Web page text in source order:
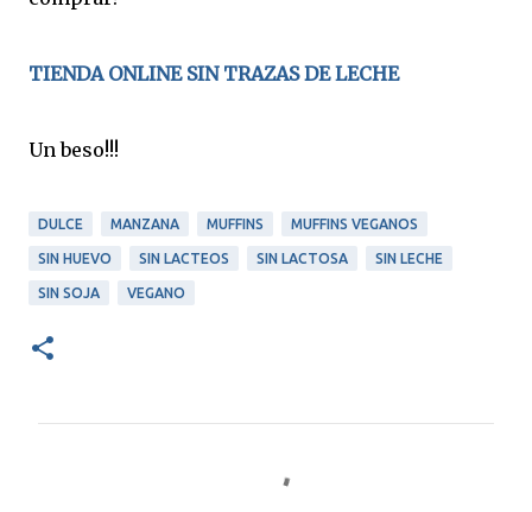
TIENDA ONLINE SIN TRAZAS DE LECHE
Un beso!!!
DULCE MANZANA MUFFINS MUFFINS VEGANOS
SIN HUEVO SIN LACTEOS SIN LACTOSA SIN LECHE
SIN SOJA VEGANO